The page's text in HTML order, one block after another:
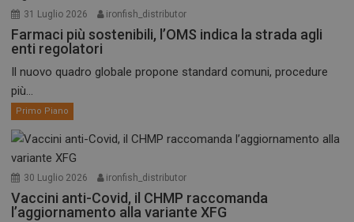
31 Luglio 2026 ironfish_distributor
Farmaci più sostenibili, l’OMS indica la strada agli
enti regolatori
Il nuovo quadro globale propone standard comuni, procedure
più...
Primo Piano
30 Luglio 2026 ironfish_distributor
Vaccini anti-Covid, il CHMP raccomanda
l’aggiornamento alla variante XFG